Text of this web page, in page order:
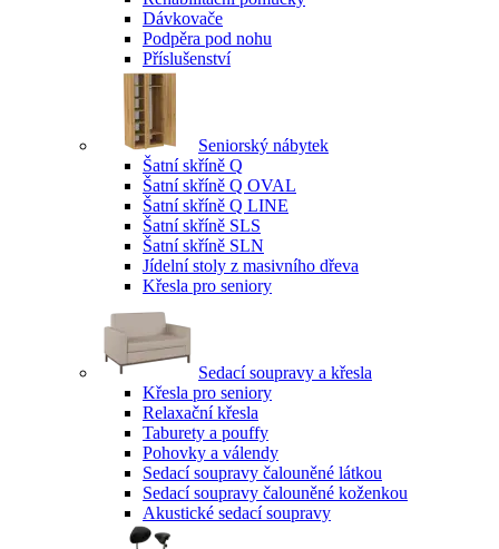
Dávkovače
Podpěra pod nohu
Příslušenství
Seniorský nábytek
Šatní skříně Q
Šatní skříně Q OVAL
Šatní skříně Q LINE
Šatní skříně SLS
Šatní skříně SLN
Jídelní stoly z masivního dřeva
Křesla pro seniory
Sedací soupravy a křesla
Křesla pro seniory
Relaxační křesla
Taburety a pouffy
Pohovky a válendy
Sedací soupravy čalouněné látkou
Sedací soupravy čalouněné koženkou
Akustické sedací soupravy